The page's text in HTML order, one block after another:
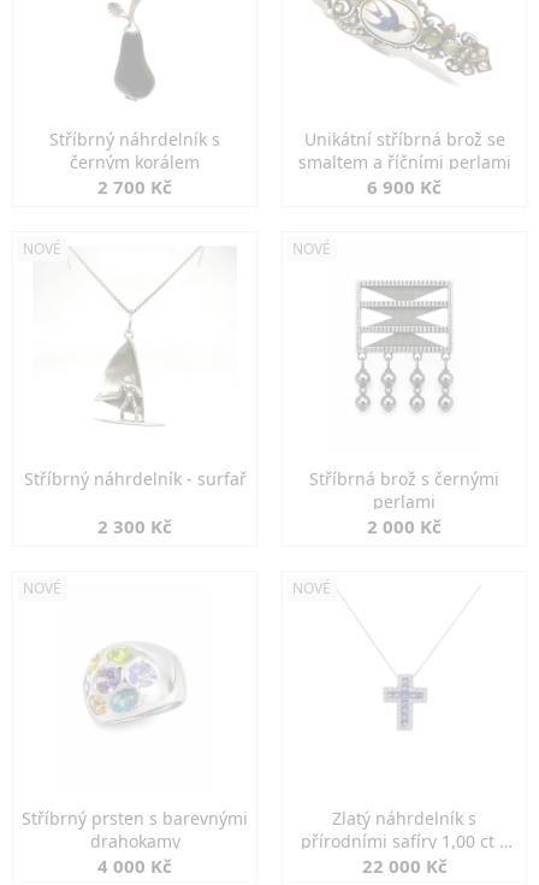
Stříbrný náhrdelník s
černým korálem
2 700 Kč
Unikátní stříbrná brož se
smaltem a říčními perlami
6 900 Kč
NOVÉ
Stříbrný náhrdelník - surfař
2 300 Kč
NOVÉ
Stříbrná brož s černými
perlami
2 000 Kč
NOVÉ
Stříbrný prsten s barevnými
drahokamy
4 000 Kč
NOVÉ
Zlatý náhrdelník s
přírodními safíry 1,00 ct a
diamanty
22 000 Kč